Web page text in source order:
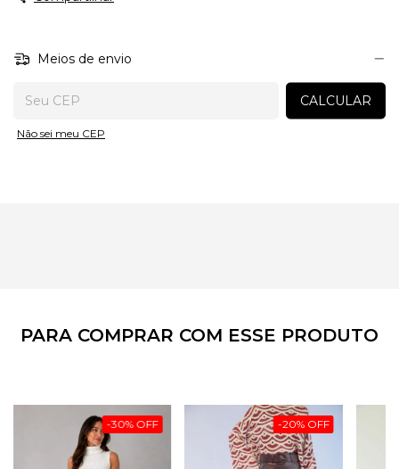
evitando o contato direto do ferro com o detalhe metálico.
Meios de envio
CALCULAR
Não sei meu CEP
PARA COMPRAR COM ESSE PRODUTO
-30% OFF -20% OFF